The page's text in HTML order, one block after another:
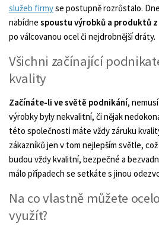
služeb firmyse postupně rozrůstalo.
nabídne spoustu výrobků a produktů
po válcovanou ocel či nejdrobnější dráty.
Všichni začínající
kvality
Začínáte-li ve světě podnikání,
výrobky byly nekvalitní, či nějak
této společnosti máte vždy záruku
zákazníků jen v tom nejlepším světle,
budou vždy kvalitní, bezpečné a
málo případech se setkáte s jinou
Na co vlastně můžete
využít?